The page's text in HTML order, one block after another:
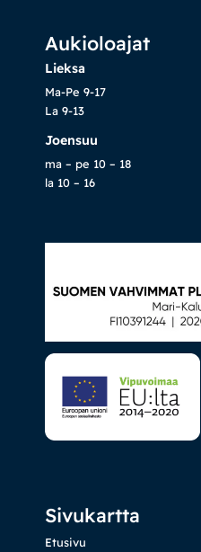
Aukioloajat
Lieksa
Ma-Pe 9-17
La 9-13
Joensuu
ma – pe 10 – 18
la 10 – 16
Sivukartta
Etusivu